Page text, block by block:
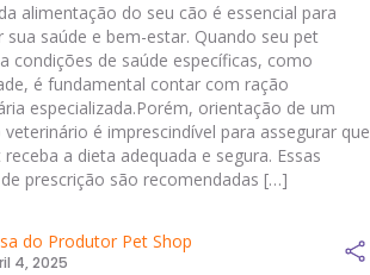
alimentação do seu cão é essencial para
sua saúde e bem-estar. Quando seu pet
condições de saúde específicas, como
é fundamental contar com ração
especializada.Porém, orientação de um
veterinário é imprescindível para assegurar que
receba a dieta adequada e segura. Essas
prescrição são recomendadas […]
do Produtor Pet Shop
4, 2025